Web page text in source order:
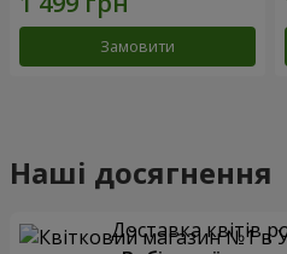
Замовити
Наші досягнення
Доставка квітів